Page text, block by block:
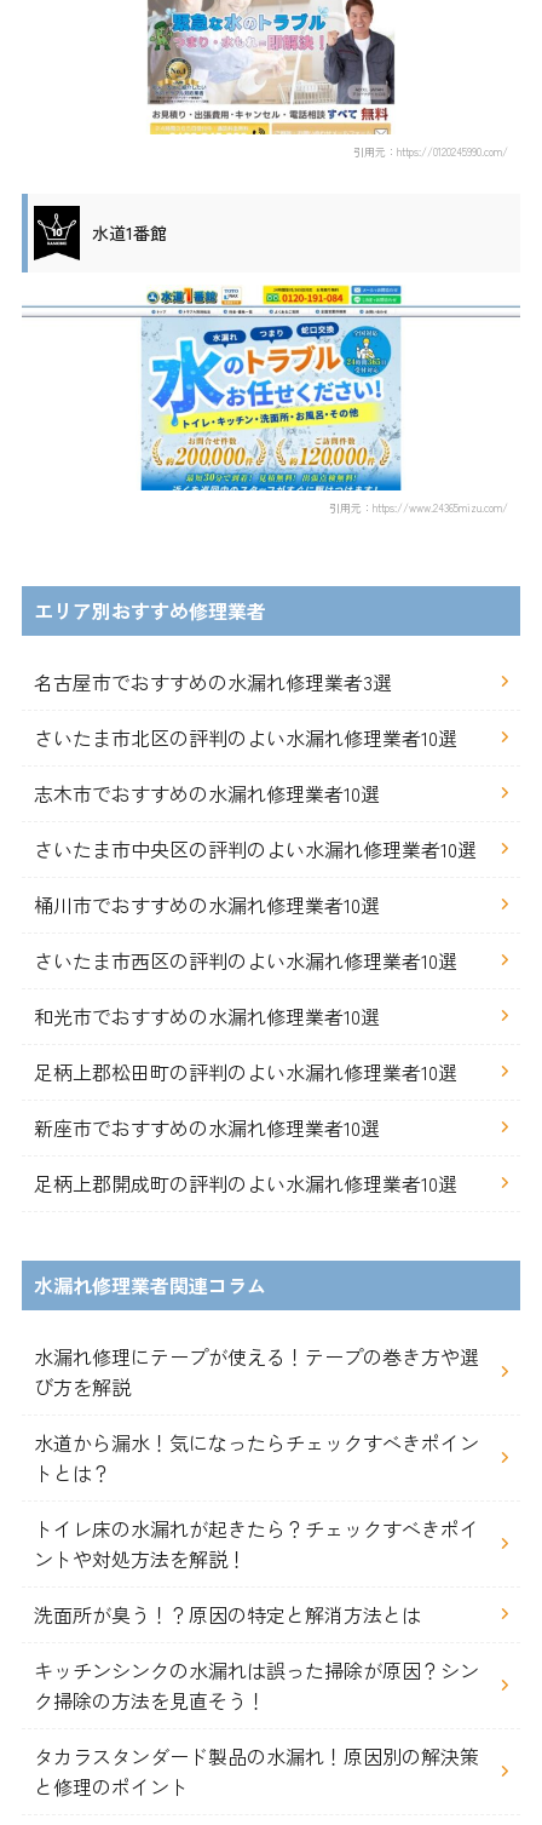
引用元：https://0120245990.com/
水道1番館
引用元：https://www.24365mizu.com/
エリア別おすすめ修理業者
名古屋市でおすすめの水漏れ修理業者3選
さいたま市北区の評判のよい水漏れ修理業者10選
志木市でおすすめの水漏れ修理業者10選
さいたま市中央区の評判のよい水漏れ修理業者10選
桶川市でおすすめの水漏れ修理業者10選
さいたま市西区の評判のよい水漏れ修理業者10選
和光市でおすすめの水漏れ修理業者10選
足柄上郡松田町の評判のよい水漏れ修理業者10選
新座市でおすすめの水漏れ修理業者10選
足柄上郡開成町の評判のよい水漏れ修理業者10選
水漏れ修理業者関連コラム
水漏れ修理にテープが使える！テープの巻き方や選
び方を解説
水道から漏水！気になったらチェックすべきポイン
トとは？
トイレ床の水漏れが起きたら？チェックすべきポイ
ントや対処方法を解説！
洗面所が臭う！？原因の特定と解消方法とは
キッチンシンクの水漏れは誤った掃除が原因？シン
ク掃除の方法を見直そう！
タカラスタンダード製品の水漏れ！原因別の解決策
と修理のポイント